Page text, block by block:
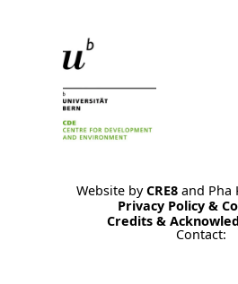
Website byCRE8and Pha
Privacy Policy &
Credits &
Contact: